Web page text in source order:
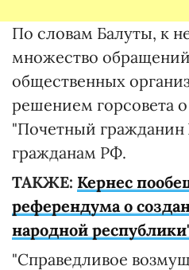
По словам Балуты, к
множество
общественных
решением горсовета
"Почетный гражданин
гражданам РФ.
ТАКЖЕ: Кернес
референдума о
народной
"Справедливое